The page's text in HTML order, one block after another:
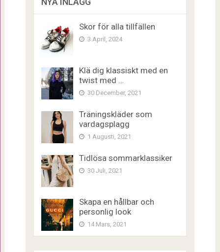
Skor för alla tillfällen
3 April, 2024
Klä dig klassiskt med en
twist med …
30 December, 2021
Träningskläder som
vardagsplagg
1 Augusti, 2021
Tidlösa sommarklassiker
30 Juli, 2021
Skapa en hållbar och
personlig look
14 Mars, 2021